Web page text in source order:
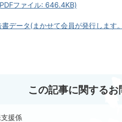
ファイル: 646.4KB)
データ(まかせて会員が発行します
この記事に関する
援係